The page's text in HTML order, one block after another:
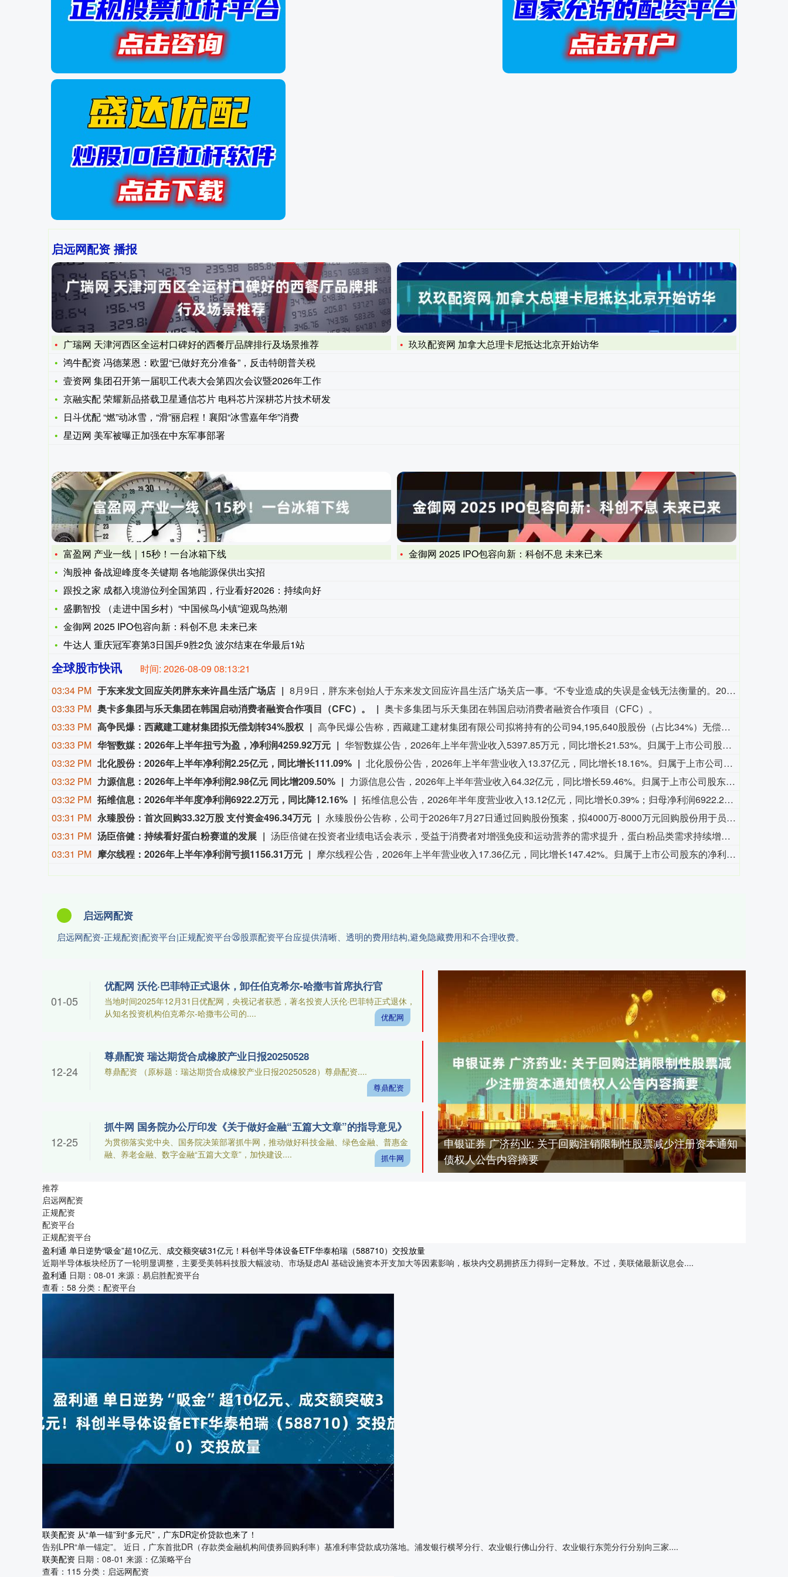
启远网配资 播报
广瑞网 天津河西区全运村口碑好的西餐厅品牌排行及场景推荐
玖玖配资网 加拿大总理卡尼抵达北京开始访华
鸿牛配资 冯德莱恩：欧盟“已做好充分准备”，反击特朗普关税
壹资网 集团召开第一届职工代表大会第四次会议暨2026年工作
京融实配 荣耀新品搭载卫星通信芯片 电科芯片深耕芯片技术研发
日斗优配 “燃”动冰雪，“滑”丽启程！襄阳“冰雪嘉年华”消费
星迈网 美军被曝正加强在中东军事部署
富盈网 产业一线｜15秒！一台冰箱下线
金御网 2025 IPO包容向新：科创不息 未来已来
淘股神 备战迎峰度冬关键期 各地能源保供出实招
跟投之家 成都入境游位列全国第四，行业看好2026：持续向好
盛鹏智投 （走进中国乡村）“中国候鸟小镇”迎观鸟热潮
金御网 2025 IPO包容向新：科创不息 未来已来
牛达人 重庆冠军赛第3日国乒9胜2负 波尔结束在华最后1站
全球股市快讯 时间: 2026-08-09 08:13:23
03:34 PM 于东来发文回应关闭胖东来许昌生活广场店
8月9日，胖东来创始人于东来发文回应许昌生活广场关店一事。“不专业造成的失误是金钱无法衡量的。2015年左右，关于许昌生活广场，由于负责此项工作人员没有按照公司规定造成的工作失误，签约租约合同没有统一签订，最后造成个别租户租金涨到无法想象的地步，远远脱离了公平。导致公司退也退不成，因为很多已经签了合同，继续干也不是，干也总是影响情绪。其实这几户总体占比并不很大，但无论钱多钱少，失去公平正义的精神是底线，这么多年始终是我的心结。”于东来表示，“所以到了到期的时候，虽然生活广场一年二十亿的销售，一年一个多亿的利润，但信仰和开心永远是第一位的。任何工作，专业是美好最根本的保障。幸福快乐是一切的前提。”此前，于东来在直播中宣布：胖东来许昌生活广场店将于2026年12月正式关闭。
03:33 PM 奥卡多集团与乐天集团在韩国启动消费者融资合作项目（CFC）。
奥卡多集团与乐天集团在韩国启动消费者融资合作项目（CFC）。
03:33 PM 高争民爆：西藏建工建材集团拟无偿划转34%股权
高争民爆公告称，西藏建工建材集团有限公司拟将持有的公司94,195,640股股份（占比34%）无偿划转至西藏地质矿产集团有限公司。本次权益变动前，西藏建工建材集团持股比例为57.38%，为控股股东；变动完成后，其持股降至23.38%，控股股东将变更为西藏地质矿产集团，实控人仍为西藏自治区国资委。本次权益变动尚需取得相关部门意见及办理股份过户登记手续。
03:33 PM 华智数媒：2026年上半年扭亏为盈，净利润4259.92万元
华智数媒公告，2026年上半年营业收入5397.85万元，同比增长21.53%。归属于上市公司股东的净利润4259.92万元，上年同期净利润亏损7014.52万元。
03:32 PM 北化股份：2026年上半年净利润2.25亿元，同比增长111.09%
北化股份公告，2026年上半年营业收入13.37亿元，同比增长18.16%。归属于上市公司股东的净利润2.25亿元，同比增长111.09%。归属于上市公司股东的扣除非经常性损益的净利润1.99亿元，同比增长141.73%。公司计划不派发现金红利，不送红股，不以公积金转增股本。
03:32 PM 力源信息：2026年上半年净利润2.98亿元 同比增209.50%
力源信息公告，2026年上半年营业收入64.32亿元，同比增长59.46%。归属于上市公司股东的净利润2.98亿元，同比增长209.50%，上年同期净利润9613.04万元。
03:32 PM 拓维信息：2026年半年度净利润6922.2万元，同比降12.16%
拓维信息公告，2026年半年度营业收入13.12亿元，同比增长0.39%；归母净利润6922.2万元，同比下降12.16%；扣非净利润亏损1432.34万元。公司拟每10股派发现金红利0.25元（含税）。
03:31 PM 永臻股份：首次回购33.32万股 支付资金496.34万元
永臻股份公告称，公司于2026年7月27日通过回购股份预案，拟4000万-8000万元回购股份用于员工持股计划或股权激励，回购期限至2027年7月26日。8月7日，公司首次以集中竞价方式回购股份33.32万股，占总股本0.1404%，成交最高价14.93元/股，最低价14.81元/股，支付资金496.34万元。公司将按规定在回购期内择机回购并及时披露。
03:31 PM 汤臣倍健：持续看好蛋白粉赛道的发展
汤臣倍健在投资者业绩电话会表示，受益于消费者对增强免疫和运动营养的需求提升，蛋白粉品类需求持续增长，公司持续看好蛋白粉赛道的发展。
03:31 PM 摩尔线程：2026年上半年净利润亏损1156.31万元 摩尔线程公告，2026年上半年营业收入17.36亿元，同比增长147.42%。归属于上市公司股东的净利润亏损1156.31万元，上年同期净利润亏损2.71亿元。
启远网配资
启远网配资-正规配资|配资平台|正规配资平台㉖股票配资平台应提供清晰、透明的费用结构,避免隐藏费用和不合理收费。
优配网 沃伦·巴菲特正式退休，卸任伯克希尔-哈撒韦首席执行官
当地时间2025年12月31日优配网，央视记者获悉，著名投资人沃伦·巴菲特正式退休，
从知名投资机构伯克希尔-哈撒韦公司的....
优配网
01-05
尊鼎配资 瑞达期货合成橡胶产业日报20250528
尊鼎配资 （原标题：瑞达期货合成橡胶产业日报20250528）尊鼎配资....
尊鼎配资
12-24
抓牛网 国务院办公厅印发《关于做好金融“五篇大文章”的指导意见》
为贯彻落实党中央、国务院决策部署抓牛网，推动做好科技金融、绿色金融、普惠金
融、养老金融、数字金融“五篇大文章”，加快建设....
抓牛网
12-25
申银证券 广济药业: 关于回购注销限制性股票减少注册资本通知
债权人公告内容摘要
推荐
启远网配资
正规配资
配资平台
正规配资平台
盈利通 单日逆势“吸金”超10亿元、成交额突破31亿元！科创半导体设备ETF华泰柏瑞（588710）交投放量
近期半导体板块经历了一轮明显调整，主要受美韩科技股大幅波动、市场疑虑AI 基础设施资本开支加大等因素影响，板块内交易拥挤压力得到一定释放。不过，美联储最新议息会....
盈利通 日期：08-01 来源：易启胜配资平台
查看： 58 分类： 配资平台
联美配资 从“单一锚”到“多元尺”，广东DR定价贷款也来了！
告别LPR“单一锚定”。 近日，广东首批DR（存款类金融机构间债券回购利率）基准利率贷款成功落地。浦发银行横琴分行、农业银行佛山分行、农业银行东莞分行分别向三家....
联美配资 日期：08-01 来源：亿策略平台
查看： 115 分类： 启远网配资